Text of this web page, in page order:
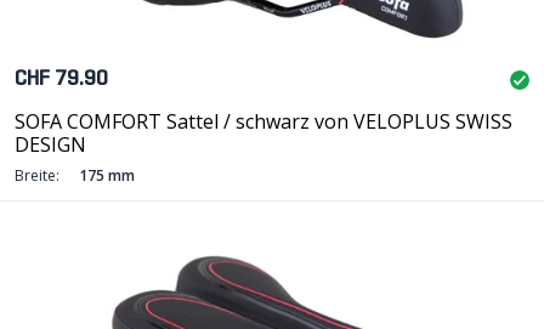
CHF 79.90
SOFA COMFORT Sattel / schwarz von VELOPLUS SWISS
DESIGN
Breite: 175 mm